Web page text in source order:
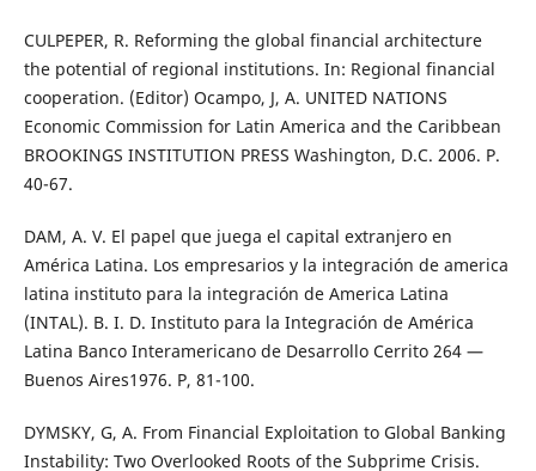
CULPEPER, R. Reforming the global financial architecture
the potential of regional institutions. In: Regional financial
cooperation. (Editor) Ocampo, J, A. UNITED NATIONS
Economic Commission for Latin America and the Caribbean
BROOKINGS INSTITUTION PRESS Washington, D.C. 2006. P.
40-67.
DAM, A. V. El papel que juega el capital extranjero en
América Latina. Los empresarios y la integración de america
latina instituto para la integración de America Latina
(INTAL). B. I. D. Instituto para la Integración de América
Latina Banco Interamericano de Desarrollo Cerrito 264 —
Buenos Aires1976. P, 81-100.
DYMSKY, G, A. From Financial Exploitation to Global Banking
Instability: Two Overlooked Roots of the Subprime Crisis.